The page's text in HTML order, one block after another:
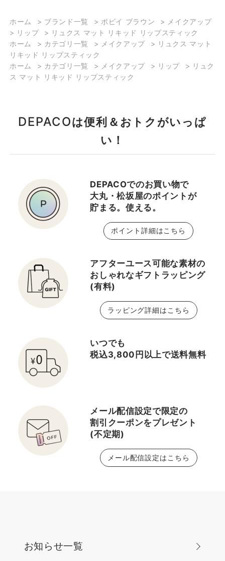
ホーム > ブランド一覧 > ボビイ ブラウン > メイクアップ
> リップ > リュクス マット リキッド リップスティック
ホーム
> カテゴリ一覧 > メイクアップ > リュクス マット
リキッド リップスティック
ホーム
> カテゴリ一覧 > メイクアップ > リップ > リュク
ス マット リキッド リップスティック
DEPACOは便利＆おトクがいっぱ
い！
DEPACOでのお買い物で
大丸・松坂屋のポイントが
貯まる。使える。
ポイント詳細はこちら
アフターユース可能な素材の
おしゃれなギフトラッピング
(有料)
ラッピング詳細はこちら
いつでも
税込3,800円以上で送料無料
メール配信設定で限定の
割引クーポンをプレゼント
(不定期)
メール配信設定はこちら
お知らせ一覧